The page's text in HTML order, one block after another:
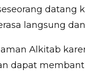
datang
langsung
Alkitab
dapat